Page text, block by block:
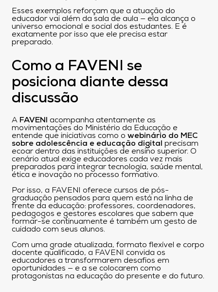
Esses exemplos reforçam que a atuação do
educador vai além da sala de aula — ela alcança o
universo emocional e social dos estudantes. E é
exatamente por isso que ele precisa estar
preparado.
Como a FAVENI se
posiciona diante dessa
discussão
A FAVENI
acompanha atentamente as
movimentações do Ministério da Educação e
entende que iniciativas como o webinário do MEC
sobre adolescência e educação digital precisam
ecoar dentro das instituições de ensino superior. O
cenário atual exige educadores cada vez mais
preparados para integrar tecnologia, saúde mental,
ética e inovação no processo formativo.
Por isso, a FAVENI oferece cursos de pós-
graduação pensados para quem está na linha de
frente da educação: professores, coordenadores,
pedagogos e gestores escolares que sabem que
formar-se continuamente é também um gesto de
cuidado com seus alunos.
Com uma grade atualizada, formato flexível e corpo
docente qualificado, a FAVENI convida os
educadores a transformarem desafios em
oportunidades — e a se colocarem como
protagonistas na educação do presente e do futuro.